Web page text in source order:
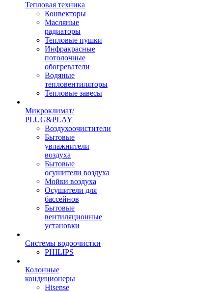
Тепловая техника
Конвекторы
Масляные
радиаторы
Тепловые пушки
Инфракрасные
потолочные
обогреватели
Водяные
тепловентиляторы
Тепловые завесы
Микроклимат/
PLUG&PLAY
Воздухоочистители
Бытовые
увлажнители
воздуха
Бытовые
осушители воздуха
Мойки воздуха
Осушители для
бассейнов
Бытовые
вентиляционные
установки
Системы водоочистки
PHILIPS
Колонные
кондиционеры
Hisense